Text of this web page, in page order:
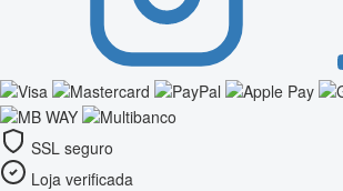
SSL seguro
Loja verificada